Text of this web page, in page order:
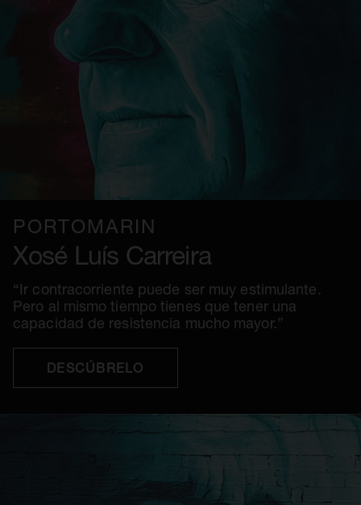
PORTOMARÍN
Xosé Luís Carreira
“Ir contracorriente puede ser muy estimulante.
Pero al mismo tiempo tienes que tener una
capacidad de resistencia mucho mayor.”
DESCÚBRELO